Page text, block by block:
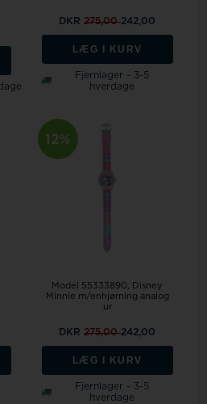
DKR275,00242,00
LÆG I KURV
Fjernlager - 3-5
hverdage
12%
Model 55333890
Disney
Minnie m/enhjørning analog
ur
DKR275,00242,00
LÆG I KURV
Fjernlager - 3-5
hverdage